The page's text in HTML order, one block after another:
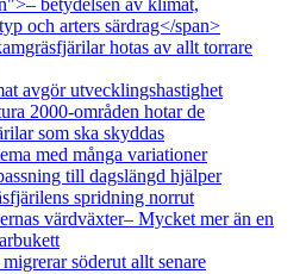
och arters särdrag</span>
hotas av allt torrare
avgör utvecklingshastighet
2000-områden hotar de
som ska skyddas
med många variationer
till dagslängd hjälper
spridning norrut
värdväxter– Mycket mer än en
söderut allt senare